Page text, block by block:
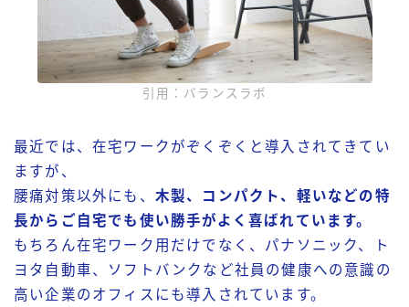
引用：バランスラボ
最近では、在宅ワークがぞくぞくと導入されてきてい
ますが、
腰痛対策以外にも、 木製、コンパクト、軽いなどの特
長からご自宅でも使い勝手がよく喜ばれています。
もちろん在宅ワーク用だけでなく、パナソニック、ト
ヨタ自動車、ソフトバンクなど社員の健康への意識の
高い企業のオフィスにも導入されています。